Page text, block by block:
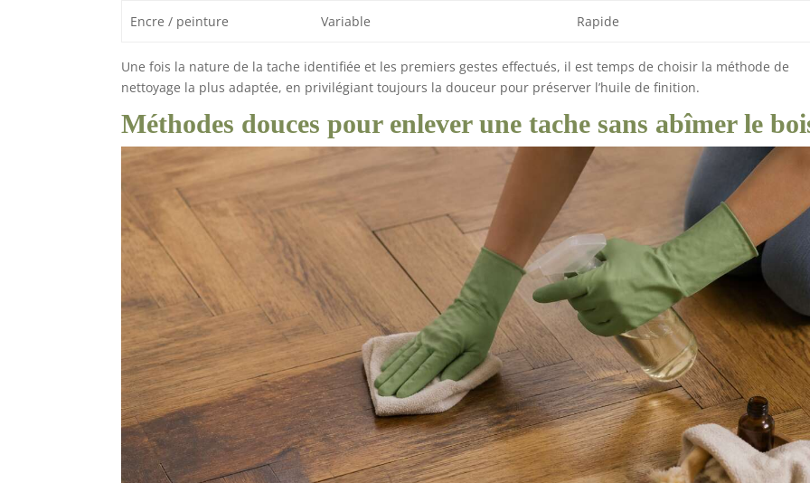
Encre / peinture Variable Rapide
Une fois la nature de la tache identifiée et les premiers gestes effectués, il est temps de choisir la méthode de
nettoyage la plus adaptée, en privilégiant toujours la douceur pour préserver l’huile de finition.
Méthodes douces pour enlever une tache sans abîmer le